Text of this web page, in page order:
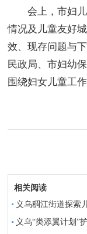
会上，市妇儿
情况及儿童友好
效、现存问题与
民政局、市妇幼
围绕妇女儿童工
相关阅读
义乌稠江街道探索
义乌“类添翼计划”